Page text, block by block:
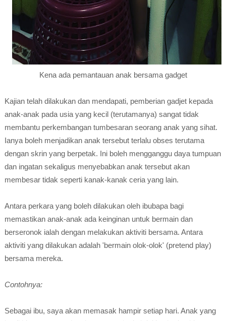
Kena ada pemantauan anak bersama gadget
Kajian telah dilakukan dan mendapati, pemberian gadjet kepada
anak-anak pada usia yang kecil (terutamanya) sangat tidak
membantu perkembangan tumbesaran seorang anak yang sihat.
Ianya boleh menjadikan anak tersebut terlalu obses terutama
dengan skrin yang berpetak. Ini boleh mengganggu daya tumpuan
dan ingatan sekaligus menyebabkan anak tersebut akan
membesar tidak seperti kanak-kanak ceria yang lain.
Antara perkara yang boleh dilakukan oleh ibubapa bagi
memastikan anak-anak ada keinginan untuk bermain dan
berseronok ialah dengan melakukan aktiviti bersama. Antara
aktiviti yang dilakukan adalah 'bermain olok-olok' (pretend play)
bersama mereka.
Contohnya:
Sebagai ibu, saya akan memasak hampir setiap hari. Anak yang